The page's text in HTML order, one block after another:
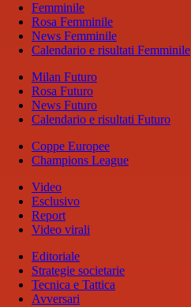
Femminile
Rosa Femminile
News Femminile
Calendario e risultati Femminile
Milan Futuro
Rosa Futuro
News Futuro
Calendario e risultati Futuro
Coppe Europee
Champions League
Video
Esclusivo
Report
Video virali
Editoriale
Strategie societarie
Tecnica e Tattica
Avversari